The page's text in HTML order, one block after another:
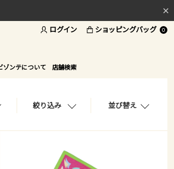
ログイン ショッピングバッグ 0
ゾンテについて 店舗検索
絞り込み 並び替え